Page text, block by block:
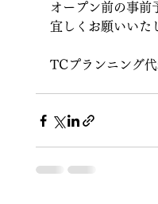
オープン前の事前
宜しくお願いい
TCプランニング